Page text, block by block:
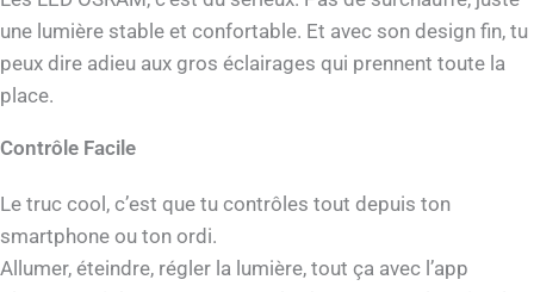
une lumière stable et confortable. Et avec son design fin, tu
peux dire adieu aux gros éclairages qui prennent toute la
place.
Contrôle Facile
Le truc cool, c’est que tu contrôles tout depuis ton
smartphone ou ton ordi.
Allumer, éteindre, régler la lumière, tout ça avec l’app